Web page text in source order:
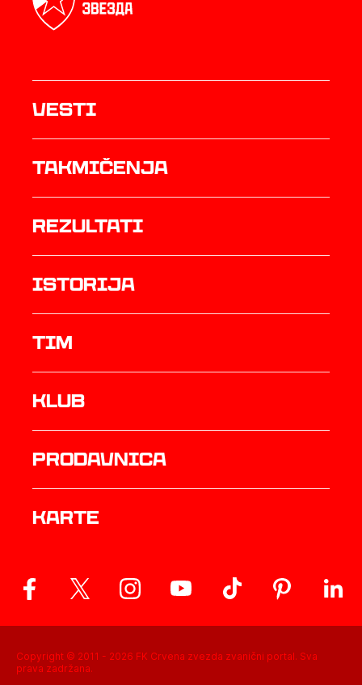
Vesti
Takmičenja
rezultati
istorija
TIM
Klub
prodavnica
Karte
Copyright © 2011 - 2026 FK Crvena zvezda zvanični portal. Sva
prava zadržana.